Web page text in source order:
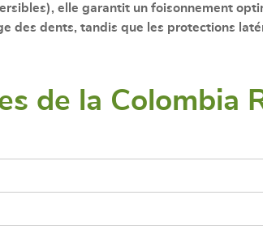
), elle garantit un foisonnement
des dents, tandis que les protections
de la Colombia